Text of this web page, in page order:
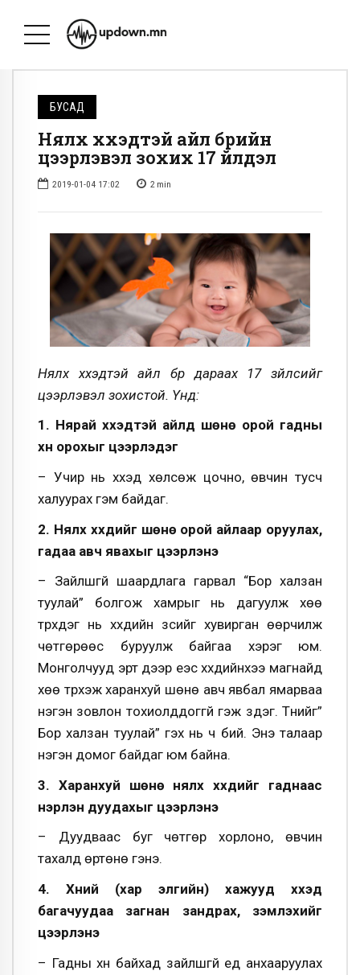
БУСАД
Нялх хүүхэдтэй айл бүрийн
цээрлэвэл зохих 17 үйлдэл
2019-01-04 17:02 2 min
Нялх хүүхэдтэй айл бүр дараах 17 зүйлсийг
цээрлэвэл зохистой. Үүнд:
1. Нярай хүүхэдтэй айлд шөнө орой гадны
хүн орохыг цээрлэдэг
– Учир нь хүүхэд хөлсөж цочно, өвчин тусч
халуурах гэм байдаг.
2. Нялх хүүхдийг шөнө орой айлаар оруулах,
гадаа авч явахыг цээрлэнэ
– Зайлшгүй шаардлага гарвал “Бор халзан
туулай” болгож хамрыг нь дагуулж хөө
түрхдэг нь хүүхдийн зүсийг хувирган өөрчилж
чөтгөрөөс буруулж байгаа хэрэг юм.
Монголчууд эрт дээр үеэс хүүхдийнхээ магнайд
хөө түрхэж харанхуй шөнө авч явбал ямарваа
нэгэн зовлон тохиолддоггүй гэж үздэг. Түүнийг”
Бор халзан туулай” гэх нь ч бий. Энэ талаар
нэгэн домог байдаг юм байна.
3. Харанхуй шөнө нялх хүүхдийг гаднаас
нэрлэн дуудахыг цээрлэнэ
– Дуудваас буг чөтгөр хорлоно, өвчин
тахалд өртөнө гэнэ.
4. Хүний (хар элгийн) хажууд хүүхэд
багачуудаа загнан зандрах, зэмлэхийг
цээрлэнэ
– Гадны хүн байхад зайлшгүй үед анхааруулах